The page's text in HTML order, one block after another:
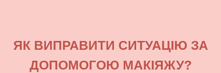
ЯК ВИПРАВИТИ СИТУАЦІЮ ЗА
ДОПОМОГОЮ МАКІЯЖУ?